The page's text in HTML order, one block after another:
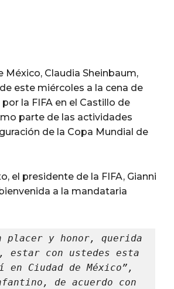
México, Claudia Sheinbaum,
este miércoles a la cena de
la FIFA en el Castillo de
parte de las actividades
de la Copa Mundial de
el presidente de la FIFA, Gianni
a la mandataria
placer y honor, querida
estar con ustedes esta
en Ciudad de México”,
de acuerdo con